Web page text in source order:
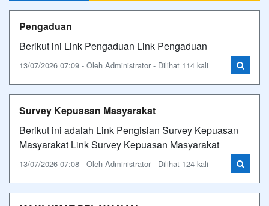
Pengaduan
Berikut ini Link Pengaduan Link Pengaduan
13/07/2026 07:09 - Oleh Administrator - Dilihat 114 kali
Survey Kepuasan Masyarakat
Berikut ini adalah Link Pengisian Survey Kepuasan
Masyarakat Link Survey Kepuasan Masyarakat
13/07/2026 07:08 - Oleh Administrator - Dilihat 124 kali